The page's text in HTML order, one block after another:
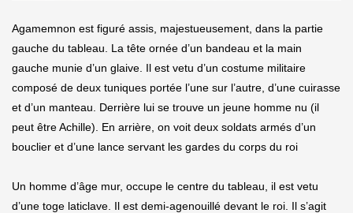
Agamemnon est figuré assis, majestueusement, dans la partie
gauche du tableau. La tête ornée d’un bandeau et la main
gauche munie d’un glaive. Il est vetu d’un costume militaire
composé de deux tuniques portée l’une sur l’autre, d’une cuirasse
et d’un manteau. Derrière lui se trouve un jeune homme nu (il
peut être Achille). En arrière, on voit deux soldats armés d’un
bouclier et d’une lance servant les gardes du corps du roi
Un homme d’âge mur, occupe le centre du tableau, il est vetu
d’une toge laticlave. Il est demi-agenouillé devant le roi. Il s’agit